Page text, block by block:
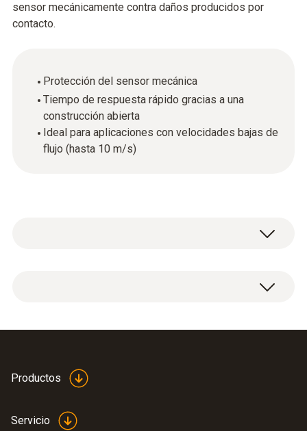
sensor mecánicamente contra daños producidos por
contacto.
Protección del sensor mecánica
Tiempo de respuesta rápido gracias a una
construcción abierta
Ideal para aplicaciones con velocidades bajas de
flujo (hasta 10 m/s)
Productos
Servicio